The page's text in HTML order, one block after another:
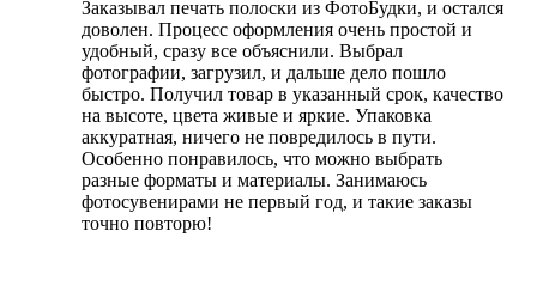
Заказывал печать полоски из ФотоБудки, и остался
доволен. Процесс оформления очень простой и
удобный, сразу все объяснили. Выбрал
фотографии, загрузил, и дальше дело пошло
быстро. Получил товар в указанный срок, качество
на высоте, цвета живые и яркие. Упаковка
аккуратная, ничего не повредилось в пути.
Особенно понравилось, что можно выбрать
разные форматы и материалы. Занимаюсь
фотосувенирами не первый год, и такие заказы
точно повторю!